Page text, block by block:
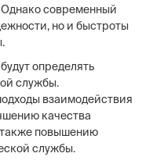
Однако современный
но и быстроты
определять
службы.
взаимодействия
качества
повышению
службы.